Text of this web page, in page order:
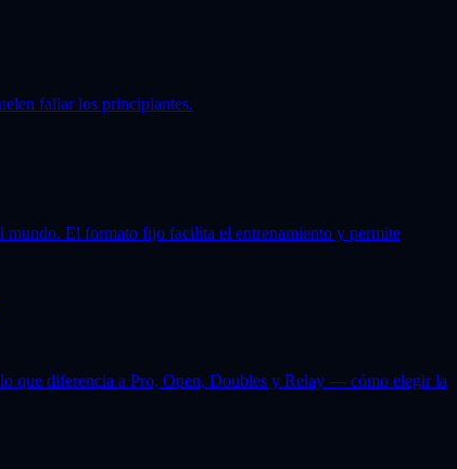
fallar los principiantes.
mundo. El formato fijo facilita el entrenamiento y permite
que diferencia a Pro, Open, Doubles y Relay — cómo elegir la